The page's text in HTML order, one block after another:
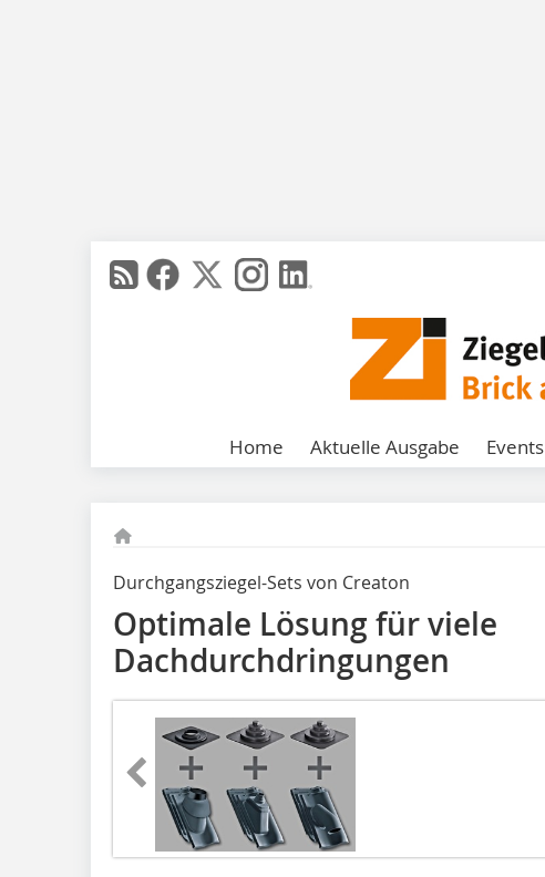
Home Aktuelle Ausgabe Events
Durchgangsziegel-Sets von Creaton
Optimale Lösung für viele
Dachdurchdringungen